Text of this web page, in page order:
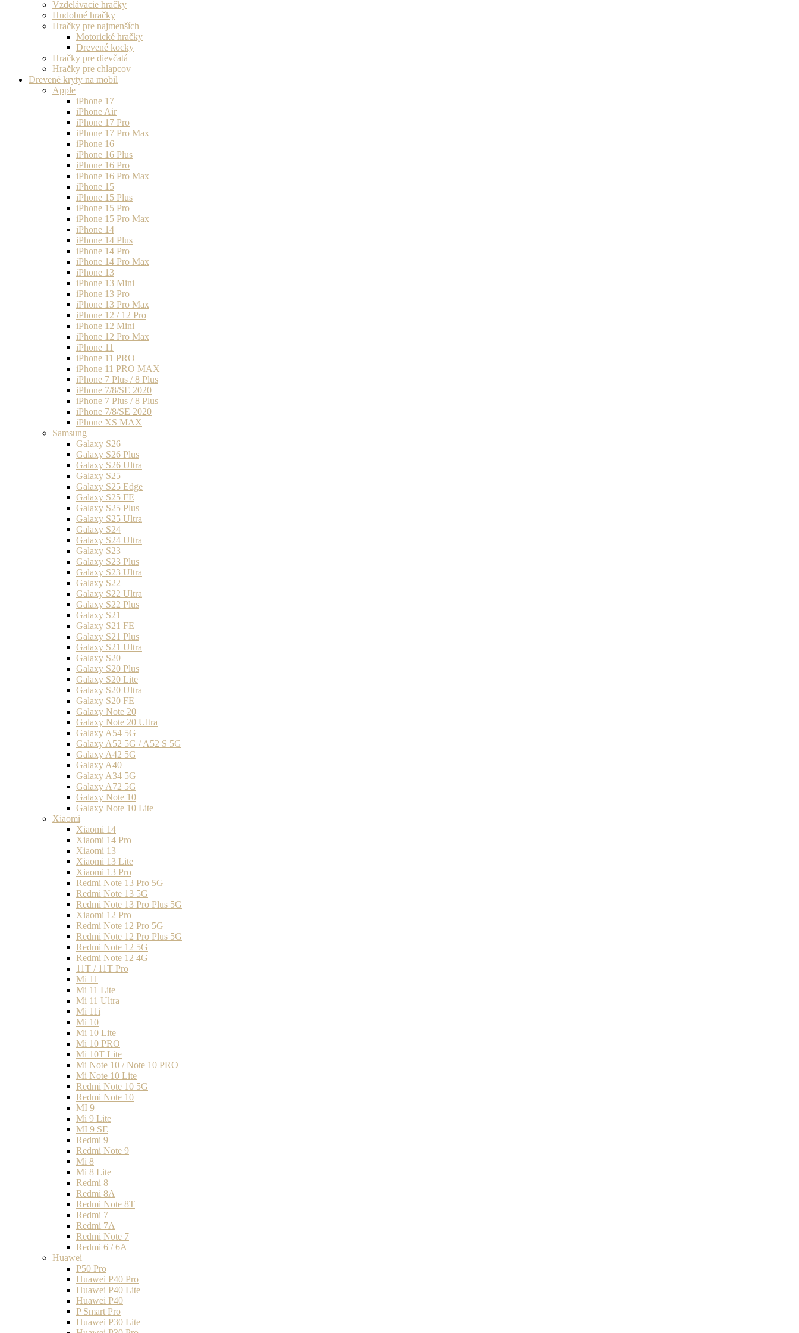
Vzdelávacie hračky
Hudobné hračky
Hračky pre najmenších
Motorické hračky
Drevené kocky
Hračky pre dievčatá
Hračky pre chlapcov
Drevené kryty na mobil
Apple
iPhone 17
iPhone Air
iPhone 17 Pro
iPhone 17 Pro Max
iPhone 16
iPhone 16 Plus
iPhone 16 Pro
iPhone 16 Pro Max
iPhone 15
iPhone 15 Plus
iPhone 15 Pro
iPhone 15 Pro Max
iPhone 14
iPhone 14 Plus
iPhone 14 Pro
iPhone 14 Pro Max
iPhone 13
iPhone 13 Mini
iPhone 13 Pro
iPhone 13 Pro Max
iPhone 12 / 12 Pro
iPhone 12 Mini
iPhone 12 Pro Max
iPhone 11
iPhone 11 PRO
iPhone 11 PRO MAX
iPhone 7 Plus / 8 Plus
iPhone 7/8/SE 2020
iPhone 7 Plus / 8 Plus
iPhone 7/8/SE 2020
iPhone XS MAX
Samsung
Galaxy S26
Galaxy S26 Plus
Galaxy S26 Ultra
Galaxy S25
Galaxy S25 Edge
Galaxy S25 FE
Galaxy S25 Plus
Galaxy S25 Ultra
Galaxy S24
Galaxy S24 Ultra
Galaxy S23
Galaxy S23 Plus
Galaxy S23 Ultra
Galaxy S22
Galaxy S22 Ultra
Galaxy S22 Plus
Galaxy S21
Galaxy S21 FE
Galaxy S21 Plus
Galaxy S21 Ultra
Galaxy S20
Galaxy S20 Plus
Galaxy S20 Lite
Galaxy S20 Ultra
Galaxy S20 FE
Galaxy Note 20
Galaxy Note 20 Ultra
Galaxy A54 5G
Galaxy A52 5G / A52 S 5G
Galaxy A42 5G
Galaxy A40
Galaxy A34 5G
Galaxy A72 5G
Galaxy Note 10
Galaxy Note 10 Lite
Xiaomi
Xiaomi 14
Xiaomi 14 Pro
Xiaomi 13
Xiaomi 13 Lite
Xiaomi 13 Pro
Redmi Note 13 Pro 5G
Redmi Note 13 5G
Redmi Note 13 Pro Plus 5G
Xiaomi 12 Pro
Redmi Note 12 Pro 5G
Redmi Note 12 Pro Plus 5G
Redmi Note 12 5G
Redmi Note 12 4G
11T / 11T Pro
Mi 11
Mi 11 Lite
Mi 11 Ultra
Mi 11i
Mi 10
Mi 10 Lite
Mi 10 PRO
Mi 10T Lite
Mi Note 10 / Note 10 PRO
Mi Note 10 Lite
Redmi Note 10 5G
Redmi Note 10
MI 9
Mi 9 Lite
MI 9 SE
Redmi 9
Redmi Note 9
Mi 8
Mi 8 Lite
Redmi 8
Redmi 8A
Redmi Note 8T
Redmi 7
Redmi 7A
Redmi Note 7
Redmi 6 / 6A
Huawei
P50 Pro
Huawei P40 Pro
Huawei P40 Lite
Huawei P40
P Smart Pro
Huawei P30 Lite